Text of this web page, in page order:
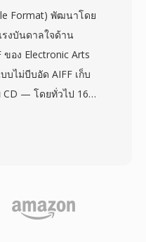
ความสามารถสำคัญ
รียลไทม์ที่แยก
streams ที่
ถือได้ TS สามารถ
ตรีมเดียว โดยมี
(PSI) ที่
อ MPEG audio เป็น
ส่งโทรทัศน์ดิจิทัลทั่ว
Format) พัฒนาโดย
รงบันดาลใจด้าน
อง Electronic Arts
บไม่บีบอัด AIFF เก็บ
— โดยทั่วไป 16
ะเอียดของการ
เนื่องจากรับ